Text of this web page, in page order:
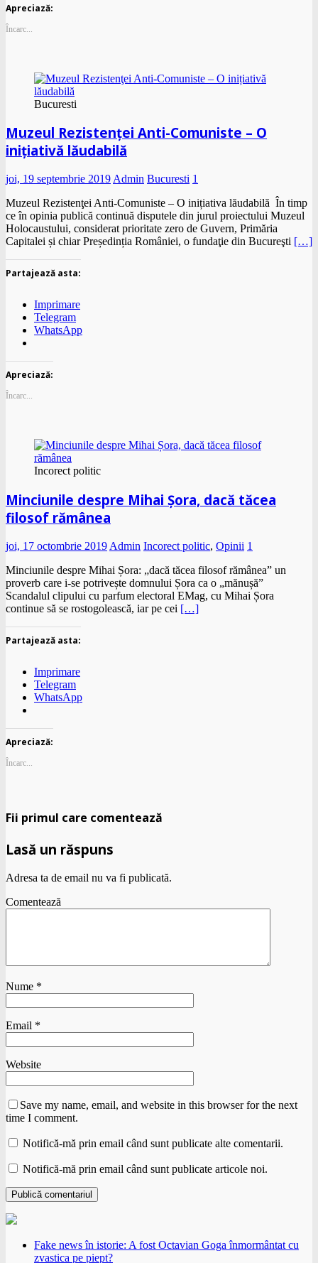
Apreciază:
Încarc...
Bucuresti
Muzeul Rezistenţei Anti-Comuniste – O
inițiativă lăudabilă
joi, 19 septembrie 2019 Admin Bucuresti 1
Muzeul Rezistenţei Anti-Comuniste – O inițiativa lăudabilă În timp
ce în opinia publică continuă disputele din jurul proiectului Muzeul
Holocaustului, considerat prioritate zero de Guvern, Primăria
Capitalei și chiar Președinția României, o fundaţie din Bucureşti […]
Partajează asta:
Imprimare
Telegram
WhatsApp
Apreciază:
Încarc...
Incorect politic
Minciunile despre Mihai Șora, dacă tăcea
filosof rămânea
joi, 17 octombrie 2019 Admin Incorect politic, Opinii 1
Minciunile despre Mihai Șora: „dacă tăcea filosof rămânea” un
proverb care i-se potrivește domnului Șora ca o „mănușă”
Scandalul clipului cu parfum electoral EMag, cu Mihai Șora
continue să se rostogolească, iar pe cei […]
Partajează asta:
Imprimare
Telegram
WhatsApp
Apreciază:
Încarc...
Fii primul care comentează
Lasă un răspuns
Adresa ta de email nu va fi publicată.
Comentează
Nume *
Email *
Website
Save my name, email, and website in this browser for the next
time I comment.
Notifică-mă prin email când sunt publicate alte comentarii.
Notifică-mă prin email când sunt publicate articole noi.
Fake news în istorie: A fost Octavian Goga înmormântat cu
zvastica pe piept?